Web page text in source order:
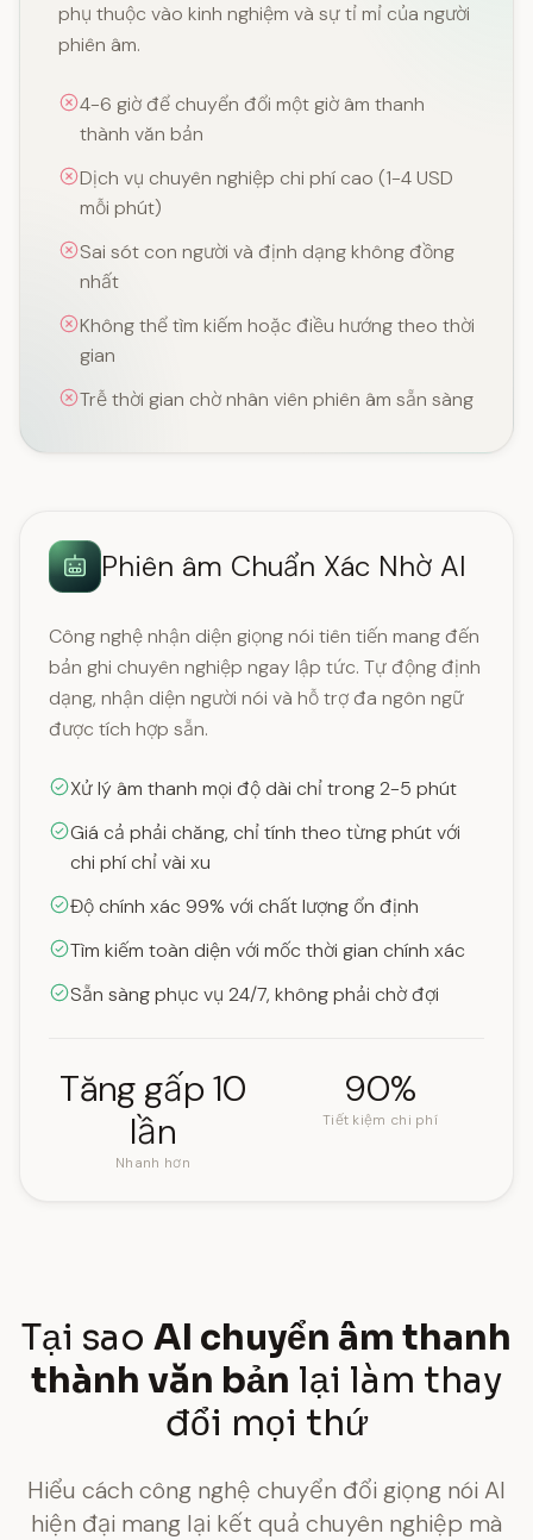
phụ thuộc vào kinh nghiệm và sự tỉ mỉ của người
phiên âm.
4-6 giờ để chuyển đổi một giờ âm thanh
thành văn bản
Dịch vụ chuyên nghiệp chi phí cao (1-4 USD
mỗi phút)
Sai sót con người và định dạng không đồng
nhất
Không thể tìm kiếm hoặc điều hướng theo thời
gian
Trễ thời gian chờ nhân viên phiên âm sẵn sàng
Phiên âm Chuẩn Xác Nhờ AI
Công nghệ nhận diện giọng nói tiên tiến mang đến
bản ghi chuyên nghiệp ngay lập tức. Tự động định
dạng, nhận diện người nói và hỗ trợ đa ngôn ngữ
được tích hợp sẵn.
Xử lý âm thanh mọi độ dài chỉ trong 2-5 phút
Giá cả phải chăng, chỉ tính theo từng phút với
chi phí chỉ vài xu
Độ chính xác 99% với chất lượng ổn định
Tìm kiếm toàn diện với mốc thời gian chính xác
Sẵn sàng phục vụ 24/7, không phải chờ đợi
Tăng gấp 10
lần
Nhanh hơn
90%
Tiết kiệm chi phí
Tại sao AI chuyển âm thanh
thành văn bản lại làm thay
đổi mọi thứ
Hiểu cách công nghệ chuyển đổi giọng nói AI
hiện đại mang lại kết quả chuyên nghiệp mà